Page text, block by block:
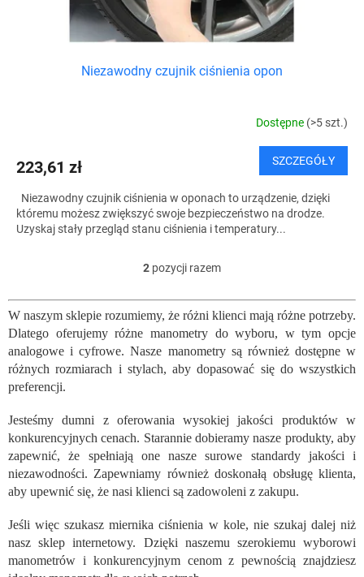
Niezawodny czujnik ciśnienia opon
Dostępne (>5 szt.)
223,61 zł SZCZEGÓŁY
Niezawodny czujnik ciśnienia w oponach to urządzenie, dzięki
któremu możesz zwiększyć swoje bezpieczeństwo na drodze.
Uzyskaj stały przegląd stanu ciśnienia i temperatury...
K
n
t
r
o
l
l
i
s
t
y
2 pozycji razem
W naszym sklepie rozumiemy, że różni klienci mają różne potrzeby.
Dlatego oferujemy różne manometry do wyboru, w tym opcje
analogowe i cyfrowe. Nasze manometry są również dostępne w
różnych rozmiarach i stylach, aby dopasować się do wszystkich
preferencji.
Jesteśmy dumni z oferowania wysokiej jakości produktów w
konkurencyjnych cenach. Starannie dobieramy nasze produkty, aby
zapewnić, że spełniają one nasze surowe standardy jakości i
niezawodności. Zapewniamy również doskonałą obsługę klienta,
aby upewnić się, że nasi klienci są zadowoleni z zakupu.
Jeśli więc szukasz miernika ciśnienia w kole, nie szukaj dalej niż
nasz sklep internetowy. Dzięki naszemu szerokiemu wyborowi
manometrów i konkurencyjnym cenom z pewnością znajdziesz